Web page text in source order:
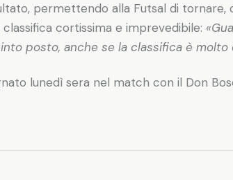
permettendo alla Futsal di
cortissima e imprevedibile:
posto, anche se la classifica è molto
lunedì sera nel match con il Don